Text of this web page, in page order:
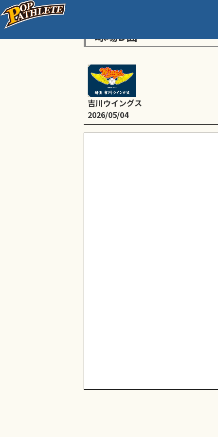
球場D面
吉川ウイングス
2026/05/04